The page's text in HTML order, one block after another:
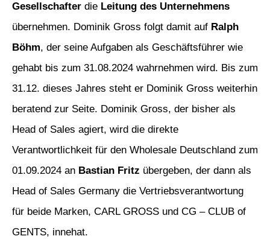
Gesellschafter die Leitung des Unternehmens
übernehmen. Dominik Gross folgt damit auf Ralph
Böhm, der seine Aufgaben als Geschäftsführer wie
gehabt bis zum 31.08.2024 wahrnehmen wird. Bis zum
31.12. dieses Jahres steht er Dominik Gross weiterhin
beratend zur Seite. Dominik Gross, der bisher als
Head of Sales agiert, wird die direkte
Verantwortlichkeit für den Wholesale Deutschland zum
01.09.2024 an Bastian Fritz übergeben, der dann als
Head of Sales Germany die Vertriebsverantwortung
für beide Marken, CARL GROSS und CG – CLUB of
GENTS, innehat.